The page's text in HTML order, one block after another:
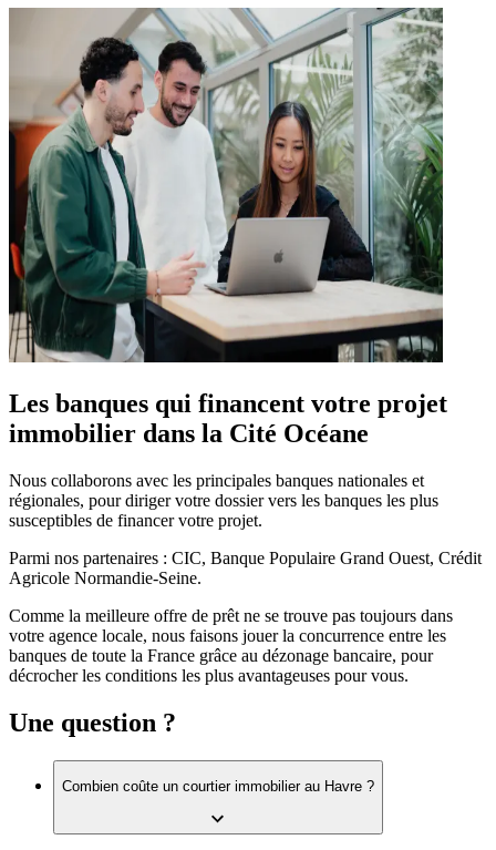
Les banques qui financent votre projet
immobilier dans la Cité Océane
Nous collaborons avec les principales banques nationales et
régionales, pour diriger votre dossier vers les banques les plus
susceptibles de financer votre projet.
Parmi nos partenaires : CIC, Banque Populaire Grand Ouest, Crédit
Agricole Normandie-Seine.
Comme la meilleure offre de prêt ne se trouve pas toujours dans
votre agence locale, nous faisons jouer la concurrence entre les
banques de toute la France grâce au dézonage bancaire, pour
décrocher les conditions les plus avantageuses pour vous.
Une question ?
Combien coûte un courtier immobilier au Havre ?